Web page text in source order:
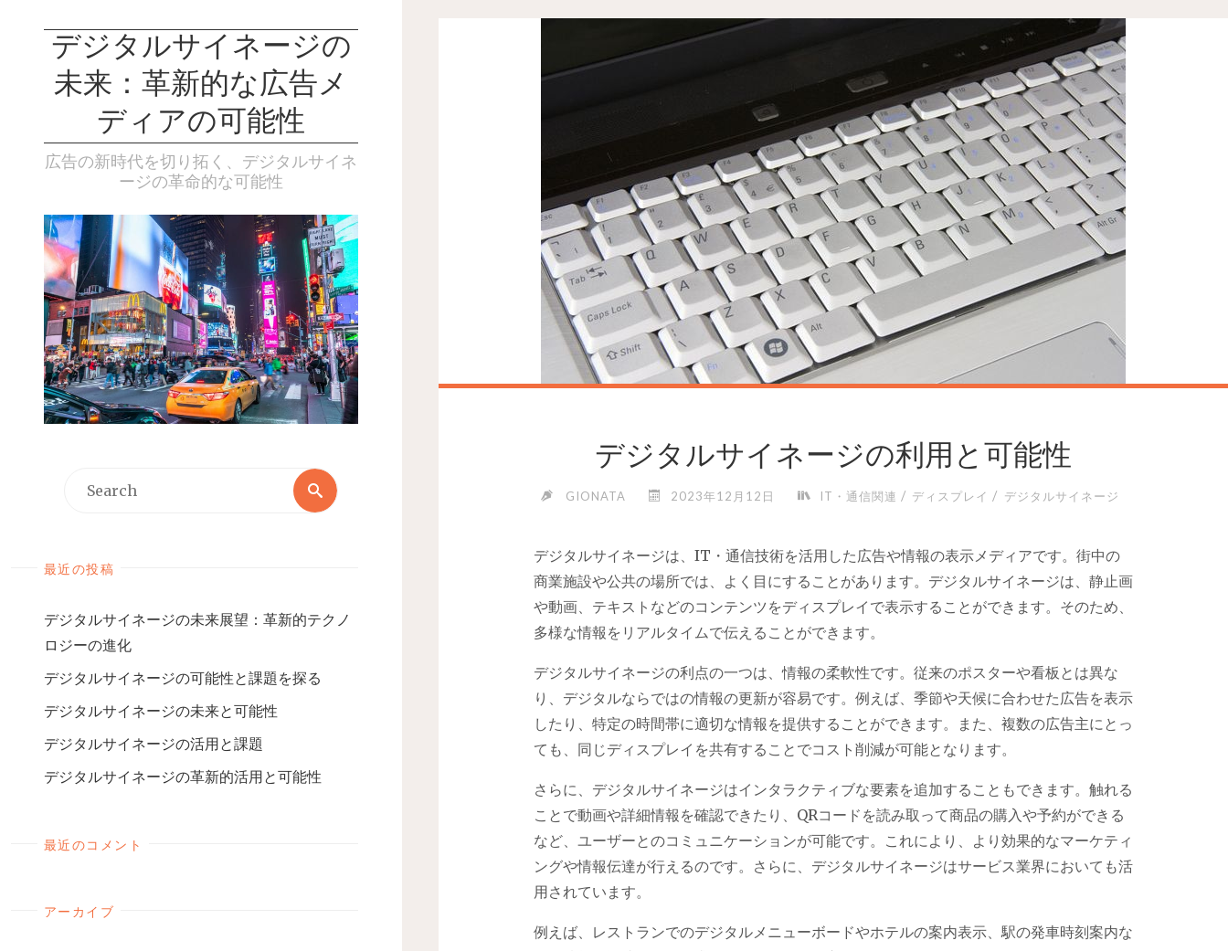
デジタルサイネージの
未来：革新的な広告メ
ディアの可能性
広告の新時代を切り拓く、デジタルサイネ
ージの革命的な可能性
最近の投稿
デジタルサイネージの未来展望：革新的テクノ
ロジーの進化
デジタルサイネージの可能性と課題を探る
デジタルサイネージの未来と可能性
デジタルサイネージの活用と課題
デジタルサイネージの革新的活用と可能性
最近のコメント
アーカイブ
デジタルサイネージの利用と可能性
GIONATA 2023年12月12日 IT・通信関連 / ディスプレイ / デジタルサイネージ
デジタルサイネージは、IT・通信技術を活用した広告や情報の表示メディアです。 街中の
商業施設や公共の場所では、よく目にすることがあります。デジタルサイネージは、静止画
や動画、テキストなどのコンテンツをディスプレイで表示することができます。そのため、
多様な情報をリアルタイムで伝えることができます。
デジタルサイネージの利点の一つは、情報の柔軟性です。従来のポスターや看板とは異な
り、デジタルならではの情報の更新が容易です。例えば、季節や天候に合わせた広告を表示
したり、特定の時間帯に適切な情報を提供することができます。また、複数の広告主にとっ
ても、同じディスプレイを共有することでコスト削減が可能となります。
さらに、デジタルサイネージはインタラクティブな要素を追加することもできます。触れる
ことで動画や詳細情報を確認できたり、QRコードを読み取って商品の購入や予約ができる
など、ユーザーとのコミュニケーションが可能です。これにより、より効果的なマーケティ
ングや情報伝達が行えるのです。さらに、デジタルサイネージはサービス業界においても活
用されています。
例えば、レストランでのデジタルメニューボードやホテルの案内表示、駅の発車時刻案内な